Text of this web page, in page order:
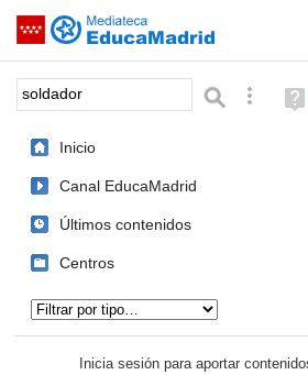
Saltar navegación
Palabra o frase: Búsqueda
(en
Inicio
Canal EducaMadrid
Últimos contenidos
Centros
Inicia sesión para aportar